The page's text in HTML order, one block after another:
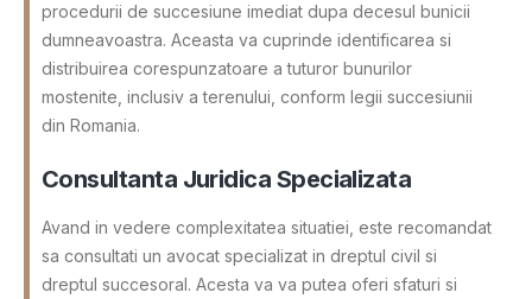
procedurii de succesiune imediat dupa decesul bunicii
dumneavoastra. Aceasta va cuprinde identificarea si
distribuirea corespunzatoare a tuturor bunurilor
mostenite, inclusiv a terenului, conform legii succesiunii
din Romania.
Consultanta Juridica Specializata
Avand in vedere complexitatea situatiei, este recomandat
sa consultati un avocat specializat in dreptul civil si
dreptul succesoral. Acesta va va putea oferi sfaturi si